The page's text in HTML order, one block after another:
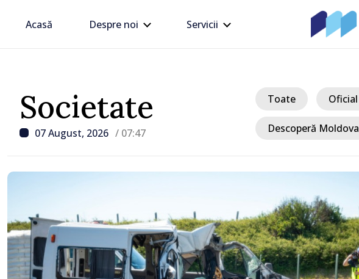
Acasă Despre noi Servicii
Societate
07 August, 2026 / 07:47
Toate Oficial
Descoperă Moldova
/ Acum 8 ore
Linia electrică de 330 kV Bălți–
Dnestrovsk, grav avariată în urma
calamităților naturale